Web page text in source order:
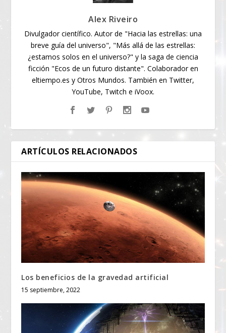
Alex Riveiro
Divulgador científico. Autor de "Hacia las estrellas: una
breve guía del universo", "Más allá de las estrellas:
¿estamos solos en el universo?" y la saga de ciencia
ficción "Ecos de un futuro distante". Colaborador en
eltiempo.es y Otros Mundos. También en Twitter,
YouTube, Twitch e iVoox.
ARTÍCULOS RELACIONADOS
Los beneficios de la gravedad artificial
15 septiembre, 2022